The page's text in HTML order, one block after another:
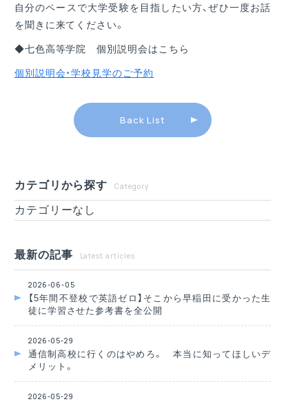
自分のペースで大学受験を目指したい方、ぜひ一度お話
を聞きに来てください。
◆七色高等学院 個別説明会はこちら
個別説明会・学校見学のご予約
Back List
カテゴリから探す Category
カテゴリーなし
最新の記事 Latest articles
2026-06-05
【5年間不登校で英語ゼロ】そこから早稲田に受かった生
徒に学習させた参考書を全公開
2026-05-29
通信制高校に行くのはやめろ。 本当に知ってほしいデ
メリット。
2026-05-29